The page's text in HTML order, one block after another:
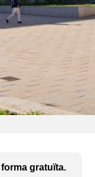
gratuïta.